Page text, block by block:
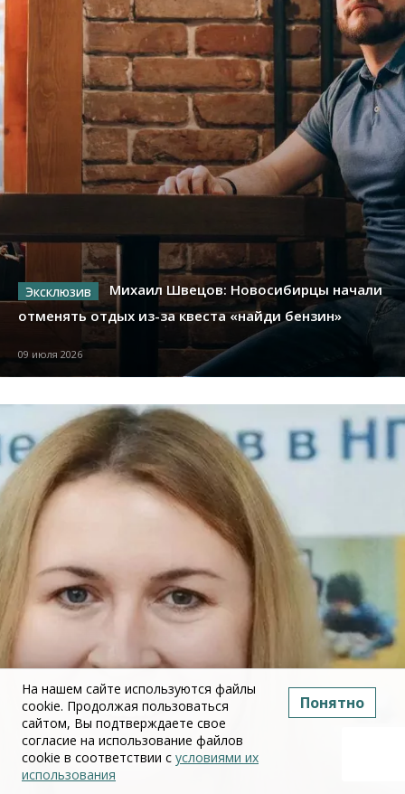
Михаил Швецов: Новосибирцы начали
отменять отдых из-за квеста «найди бензин»
09 июля 2026
На нашем сайте используются файлы
cookie. Продолжая пользоваться
сайтом, Вы подтверждаете свое
согласие на использование файлов
cookie в соответствии с условиями их
использования
Понятно